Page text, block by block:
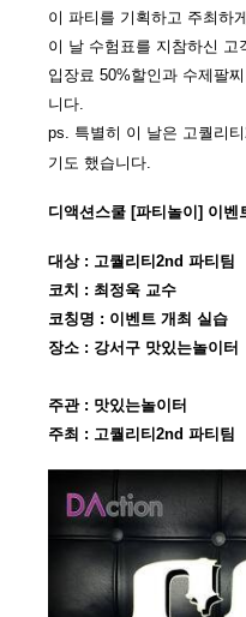
이 파티를 기획하고 주최하
이 날 수험표를 지참하신 고
입장료 50%할인과 수제팔
니다.
ps. 특별히 이 날은 고퀄리
기도 했습니다.
디액션스쿨 [파티놀이 ] 이벤
대상 : 고퀄리티 2nd 파티팀
코치 : 최정욱 교수
코칭명 : 이벤트 개최 실습
장소 : 강서구 맛있는놀이터
주관 : 맛있는놀이터
주최 : 고퀄리티 2nd 파티팀